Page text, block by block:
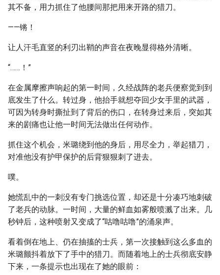
其不备，用力抓住了他腰间那把用来开路的猎刀。
——锵！
让人汗毛直竖的利刃出鞘的声音在夜晚显得格外清晰。
“……！”
在金属摩擦声响起的第一时间，久经战阵的老兵便察觉到到
底发生了什么。转过身，他抬手就想夺回少女手里的武器，
可因为转身时撕扯到了背后的伤口，在转身过来后，突如其
来的剧痛也让他一时间无法做出任何动作。
抓住这个机会，米璐绕到他的身后，用尽全力，举起猎刀，
对准他没有护甲保护的后背狠狠刺了进去。
噗。
她慌乱中的一刺没有专门挑选位置，却还是十分凑巧地刺破
了老兵的动脉。一时间，大量的鲜血如雾般喷溅了出来。几
秒钟后，这种喷射又变成了“咕噜咕噜”的涌泉声。
看着倒在地上、仍在抽搐的士兵，第一次接触到这么多血的
米璐颤抖着放下了手中的猎刀。而随着地上的士兵彻底安静
下来，一条提示也出现在了她的眼前：